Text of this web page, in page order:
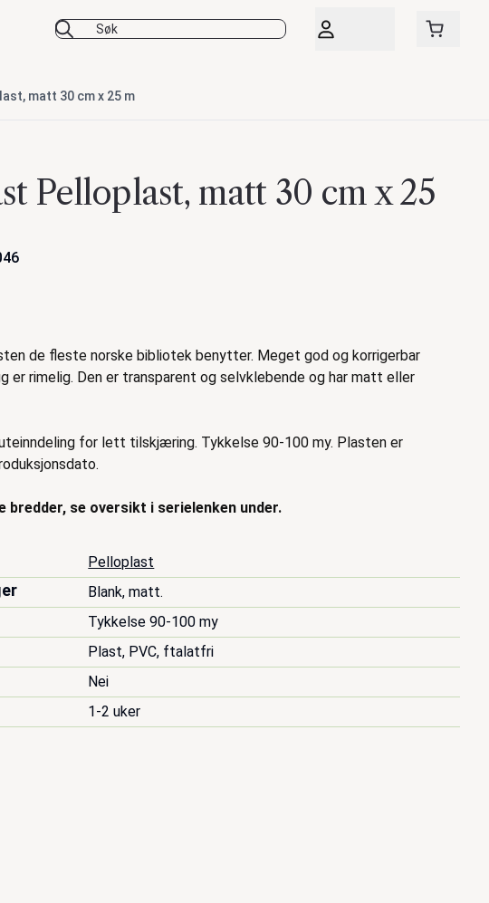
matt 30 cm x 25 m
Pelloplast, matt 30 cm x 25
de fleste norske bibliotek benytter. Meget god og korrigerbar
er rimelig. Den er transparent og selvklebende og har matt eller
for lett tilskjæring. Tykkelse 90-100 my. Plasten er
bredder, se oversikt i serielenken under.
Pelloplast
Blank, matt.
Tykkelse 90-100 my
Plast, PVC, ftalatfri
Nei
1-2 uker